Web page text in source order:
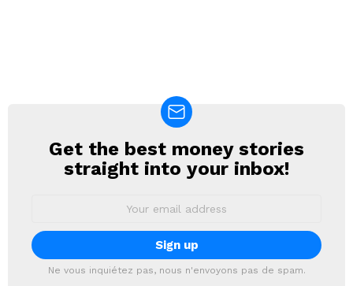
NEWSLETTER
Get the best money stories
straight into your inbox!
Ne vous inquiétez pas, nous n'envoyons pas de spam.